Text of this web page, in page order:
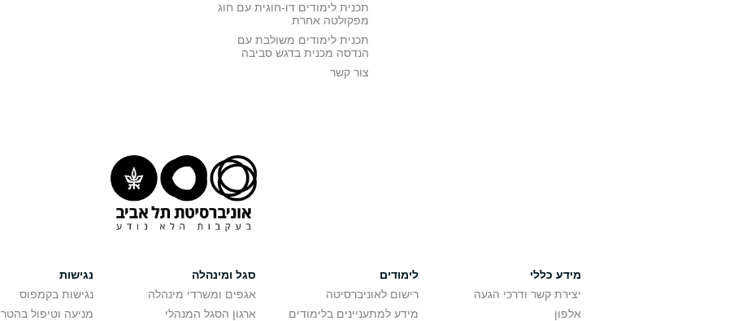
תכנית לימודים דו-חוגית עם חוג
מפקולטה אחרת
תכנית לימודים משולבת עם
הנדסה מכנית בדגש סביבה
צור קשר
מידע כללי
יצירת קשר ודרכי הגעה
אלפון
לימודים
רישום לאוניברסיטה
מידע למתעניינים בלימודים
סגל ומינהלה
אגפים ומשרדי מינהלה
ארגון הסגל המנהלי
נגישות
נגישות בקמפוס
מניעה וטיפול